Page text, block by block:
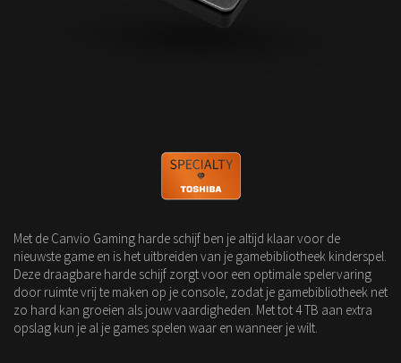
Met de Canvio Gaming harde schijf ben je altijd klaar voor de
nieuwste game en is het uitbreiden van je gamebibliotheek kinderspel.
Deze draagbare harde schijf zorgt voor een optimale spelervaring
door ruimte vrij te maken op je console, zodat je gamebibliotheek net
zo hard kan groeien als jouw vaardigheden. Met tot 4 TB aan extra
opslag kun je al je games spelen waar en wanneer je wilt.